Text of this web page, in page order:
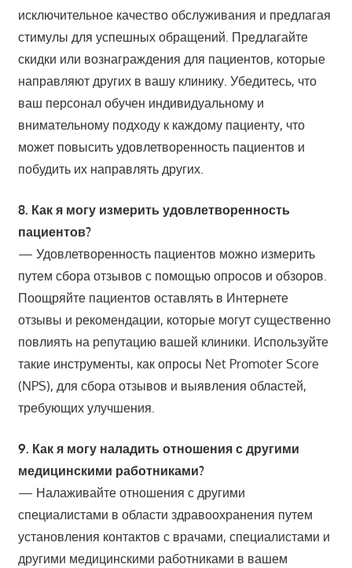
исключительное качество обслуживания и предлагая
стимулы для успешных обращений. Предлагайте
скидки или вознаграждения для пациентов, которые
направляют других в вашу клинику. Убедитесь, что
ваш персонал обучен индивидуальному и
внимательному подходу к каждому пациенту, что
может повысить удовлетворенность пациентов и
побудить их направлять других.
8. Как я могу измерить удовлетворенность
пациентов?
— Удовлетворенность пациентов можно измерить
путем сбора отзывов с помощью опросов и обзоров.
Поощряйте пациентов оставлять в Интернете
отзывы и рекомендации, которые могут существенно
повлиять на репутацию вашей клиники. Используйте
такие инструменты, как опросы Net Promoter Score
(NPS), для сбора отзывов и выявления областей,
требующих улучшения.
9. Как я могу наладить отношения с другими
медицинскими работниками?
— Налаживайте отношения с другими
специалистами в области здравоохранения путем
установления контактов с врачами, специалистами и
другими медицинскими работниками в вашем